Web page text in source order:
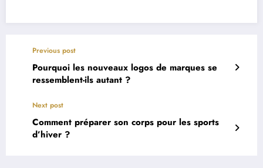
Previous post
Pourquoi les nouveaux logos de marques se
ressemblent-ils autant ?
Next post
Comment préparer son corps pour les sports
d’hiver ?